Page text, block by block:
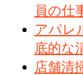
員の仕
アパレ
底的な
店舗清